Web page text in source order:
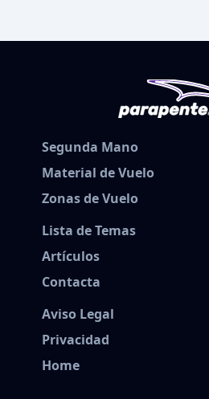
Segunda Mano
Material de Vuelo
Zonas de Vuelo
Lista de Temas
Artículos
Contacta
Aviso Legal
Privacidad
Home